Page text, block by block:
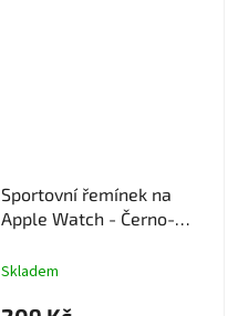
Sportovní řemínek na
Apple Watch - Černo-
Skladem